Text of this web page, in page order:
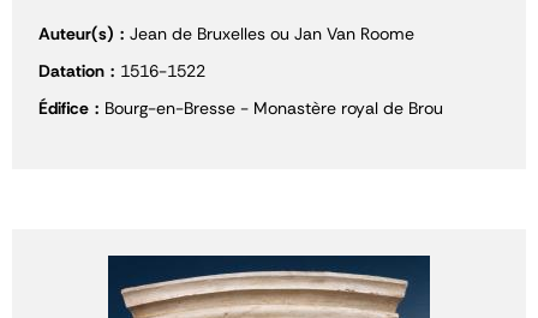
Auteur(s)
Jean de Bruxelles ou Jan Van Roome
Datation
1516-1522
Édifice
Bourg-en-Bresse - Monastère royal de Brou